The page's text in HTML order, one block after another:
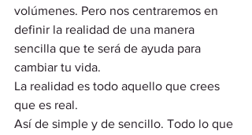
volúmenes. Pero nos centraremos en
definir la realidad de una manera
sencilla que te será de ayuda para
cambiar tu vida.
La realidad es todo aquello que crees
que es real.
Así de simple y de sencillo. Todo lo que